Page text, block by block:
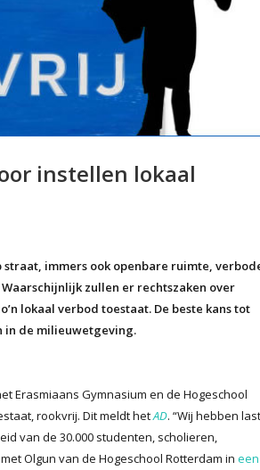
instellen lokaal
immers ook openbare ruimte,
zullen er rechtszaken over
lokaal verbod toestaat. De beste kans tot
in de milieuwetgeving.
Erasmiaans Gymnasium en de Hogeschool
rookvrij. Dit meldt hetAD. “Wij hebben last
van de 30.000 studenten, scholieren,
Olgun van de Hogeschool Rotterdam in een